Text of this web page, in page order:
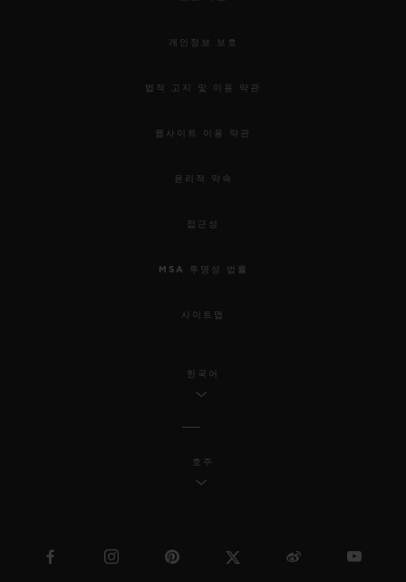
개인정보 보호
법적 고지 및 이용 약관
웹사이트 이용 약관
윤리적 약속
접근성
MSA 투명성 법률
사이트맵
한국어
호주